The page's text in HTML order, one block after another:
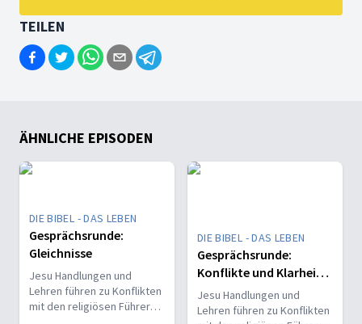
TEILEN
ÄHNLICHE EPISODEN
DIE BIBEL - DAS LEBEN
Gesprächsrunde:
Gleichnisse
Jesu Handlungen und
Lehren führen zu Konflikten
mit den religiösen Führern.
DIE BIBEL - DAS LEBEN
Gesprächsrunde:
Konflikte und Klarheit -
Oder: Darf das Jesus?!
Jesu Handlungen und
Lehren führen zu Konflikten